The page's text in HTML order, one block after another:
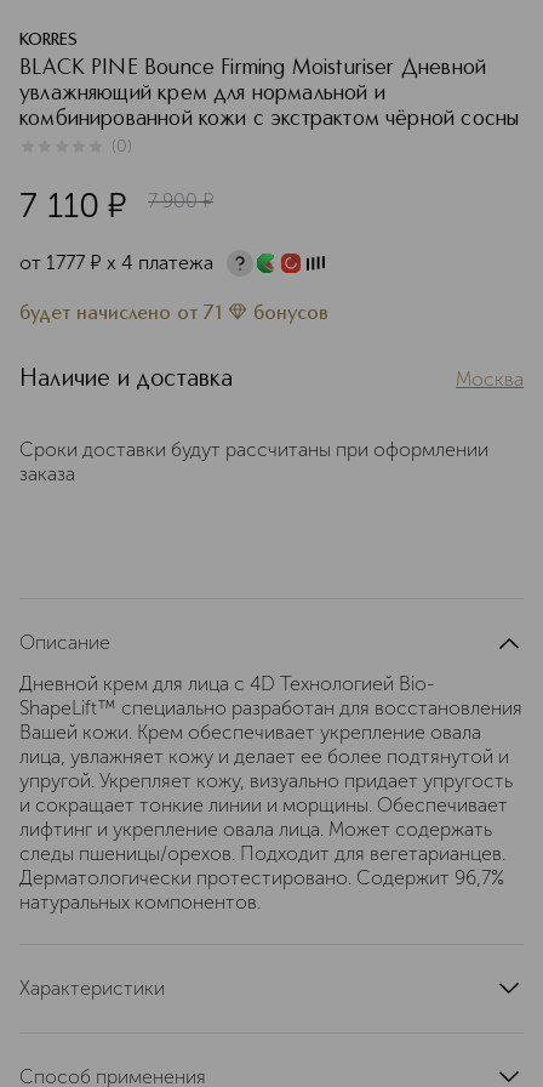
KORRES
BLACK PINE Bounce Firming Moisturiser Дневной
увлажняющий крем для нормальной и
комбинированной кожи с экстрактом чёрной сосны
(0)
7 110 ¤ 7 900 ¤
от 1777 ¤ х 4 платежа
будет начислено от 71 бонусов
Наличие и доставка Москва
Сроки доставки будут рассчитаны при оформлении
заказа
Описание
Дневной крем для лица с 4D Технологией Bio-
ShapeLift™ специально разработан для восстановления
Вашей кожи. Крем обеспечивает укрепление овала
лица, увлажняет кожу и делает ее более подтянутой и
упругой. Укрепляет кожу, визуально придает упругость
и сокращает тонкие линии и морщины. Обеспечивает
лифтинг и укрепление овала лица. Может содержать
следы пшеницы/орехов. Подходит для вегетарианцев.
Дерматологически протестировано. Содержит 96,7%
натуральных компонентов.
Характеристики
Способ применения